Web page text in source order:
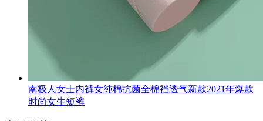
南极人女士内裤女纯棉抗菌全棉裆透气新款2021年爆款
时尚女生短裤